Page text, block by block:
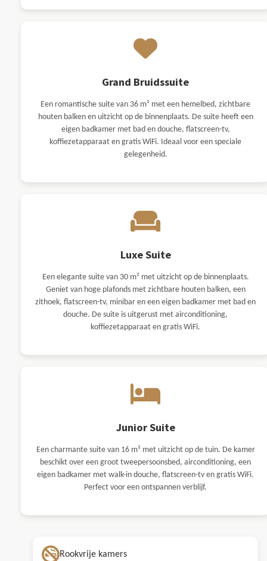
Grand Bruidssuite
Een romantische suite van 36 m² met een hemelbed, zichtbare
houten balken en uitzicht op de binnenplaats. De suite heeft een
eigen badkamer met bad en douche, flatscreen-tv,
koffiezetapparaat en gratis WiFi. Ideaal voor een speciale
gelegenheid.
Luxe Suite
Een elegante suite van 30 m² met uitzicht op de binnenplaats.
Geniet van hoge plafonds met zichtbare houten balken, een
zithoek, flatscreen-tv, minibar en een eigen badkamer met bad en
douche. De suite is uitgerust met airconditioning,
koffiezetapparaat en gratis WiFi.
Junior Suite
Een charmante suite van 16 m² met uitzicht op de tuin. De kamer
beschikt over een groot tweepersoonsbed, airconditioning, een
eigen badkamer met walk-in douche, flatscreen-tv en gratis WiFi.
Perfect voor een ontspannen verblijf.
Rookvrije kamers